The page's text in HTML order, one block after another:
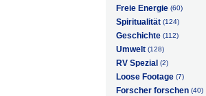
Freie Energie (60)
Spiritualität (124)
Geschichte (112)
Umwelt (128)
RV Spezial (2)
Loose Footage (7)
Forscher forschen (40)